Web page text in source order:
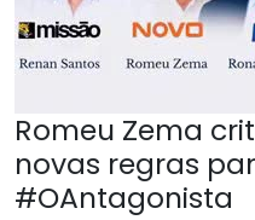
Romeu Zema
novas regras
#OAntagonista